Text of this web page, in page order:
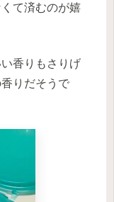
て済むのが嬉
香りもさりげ
りだそうで